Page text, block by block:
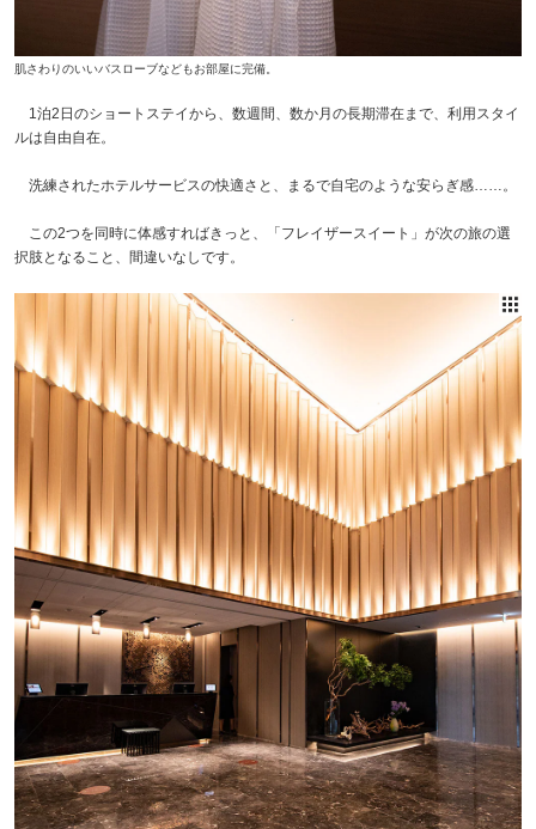
肌さわりのいいバスローブなどもお部屋に完備。
1泊2日のショートステイから、数週間、数か月の長期滞在まで、利用スタイ
ルは自由自在。
洗練されたホテルサービスの快適さと、まるで自宅のような安らぎ感……。
この2つを同時に体感すればきっと、「フレイザースイート」が次の旅の選
択肢となること、間違いなしです。